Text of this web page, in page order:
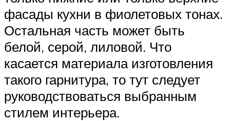
фасады кухни в фиолетовых тонах.
Остальная часть может быть
белой, серой, лиловой. Что
касается материала изготовления
такого гарнитура, то тут следует
руководствоваться выбранным
стилем интерьера.